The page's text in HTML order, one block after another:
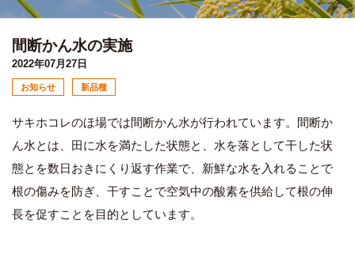
間断かん水の実施
2022年07月27日
お知らせ 新品種
サキホコレのほ場では間断かん水が行われています。間断か
ん水とは、田に水を満たした状態と、水を落として干した状
態とを数日おきにくり返す作業で、新鮮な水を入れることで
根の傷みを防ぎ、干すことで空気中の酸素を供給して根の伸
長を促すことを目的としています。